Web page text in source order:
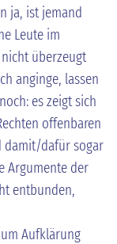
ja, ist jemand
Leute im
überzeugt
anginge, lassen
es zeigt sich
offenbaren
damit/dafür sogar
Argumente der
entbunden,
Aufklärung